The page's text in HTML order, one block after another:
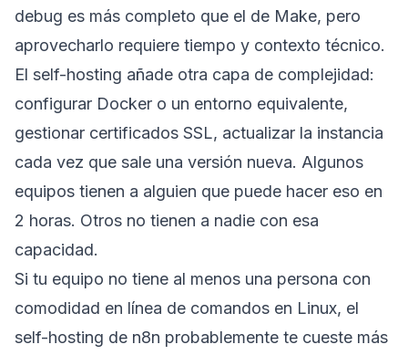
debug es más completo que el de Make, pero
aprovecharlo requiere tiempo y contexto técnico.
El self-hosting añade otra capa de complejidad:
configurar Docker o un entorno equivalente,
gestionar certificados SSL, actualizar la instancia
cada vez que sale una versión nueva. Algunos
equipos tienen a alguien que puede hacer eso en
2 horas. Otros no tienen a nadie con esa
capacidad.
Si tu equipo no tiene al menos una persona con
comodidad en línea de comandos en Linux, el
self-hosting de n8n probablemente te cueste más